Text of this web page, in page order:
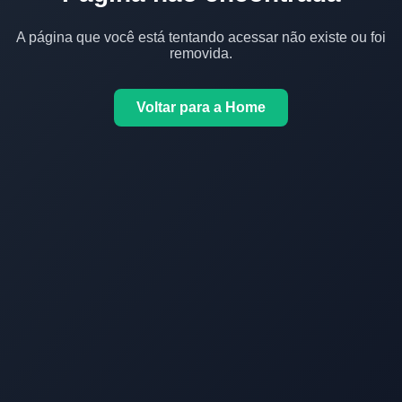
A página que você está tentando acessar não existe ou foi
removida.
Voltar para a Home